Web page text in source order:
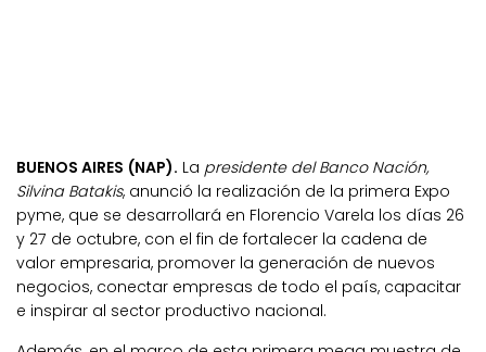
BUENOS AIRES (NAP). La presidente del Banco Nación,
Silvina Batakis, anunció la realización de la primera Expo
pyme, que se desarrollará en Florencio Varela los días 26
y 27 de octubre, con el fin de fortalecer la cadena de
valor empresaria, promover la generación de nuevos
negocios, conectar empresas de todo el país, capacitar
e inspirar al sector productivo nacional.